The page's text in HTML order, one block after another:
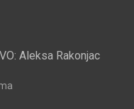
Aleksa Rakonjac